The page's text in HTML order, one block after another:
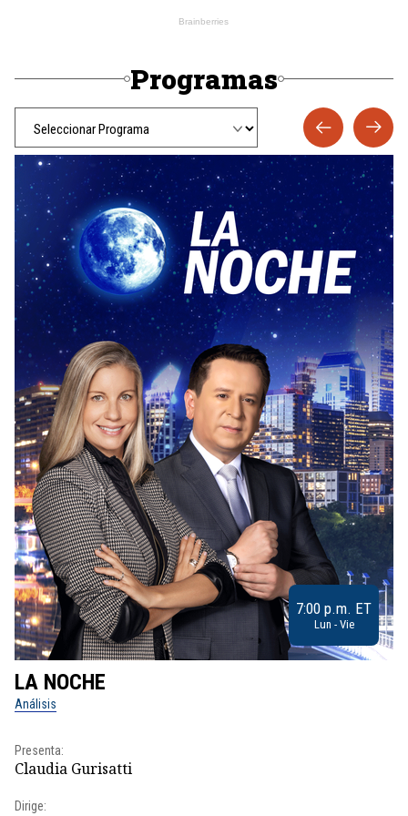
Programas
7:00 p.m. ET
Lun - Vie
LA NOCHE
Análisis
Presenta:
Claudia Gurisatti
Dirige: